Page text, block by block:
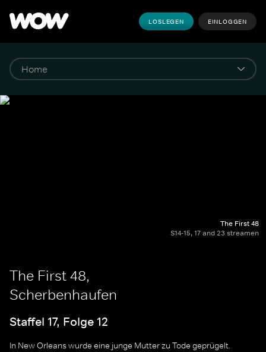
LOSLEGEN EINLOGGEN
The First 48
S14-15, 17 and 23 streamen
The First 48,
Scherbenhaufen
Staffel 17, Folge 12
In New Orleans wurde eine junge Mutter zu Tode geprügelt.